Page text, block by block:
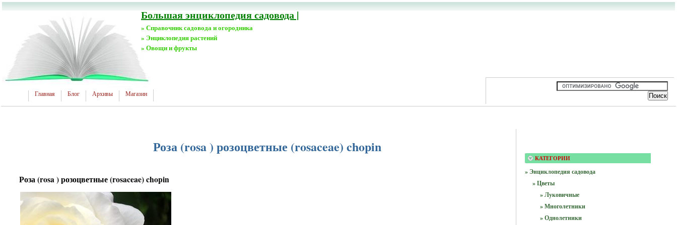
Большая энциклопедия садовода |
» Справочник садовода и огородника
» Энциклопедия растений
» Овощи и фрукты
Главная Блог Архивы Магазин
Роза (rosa ) розоцветные (rosaceae) chopin
Роза (rosa ) розоцветные (rosaceae) chopin
КАТЕГОРИИ
» Энциклопедия садовода
» Цветы
» Луковичные
» Многолетники
» Однолетники